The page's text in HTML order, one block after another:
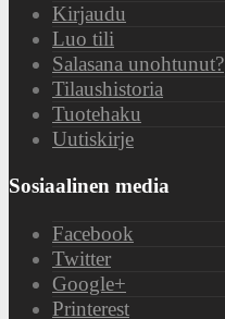
Kirjaudu
Luo tili
Salasana unohtunut?
Tilaushistoria
Tuotehaku
Uutiskirje
Sosiaalinen media
Facebook
Twitter
Google+
Printerest